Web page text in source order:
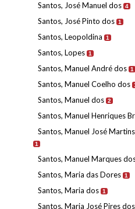
Santos, José Manuel dos 4
Santos, José Pinto dos 1
Santos, Leopoldina 1
Santos, Lopes 1
Santos, Manuel André dos 1
Santos, Manuel Coelho dos
Santos, Manuel dos 2
Santos, Manuel Henriques
Santos, Manuel José
1
Santos, Manuel Marques
Santos, Maria das Dores 1
Santos, Maria dos 1
Santos, Maria José Pires dos